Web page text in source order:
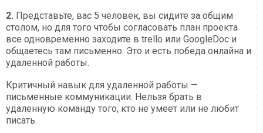
2. Представьте, вас 5 человек, вы сидите за общим
столом, но для того чтобы согласовать план проекта
все одновременно заходите в trello или GoogleDoc и
общаетесь там письменно. Это и есть победа онлайна и
удаленной работы.
Критичный навык для удаленной работы —
письменные коммуникации. Нельзя брать в
удаленную команду того, кто не умеет или не любит
писать.